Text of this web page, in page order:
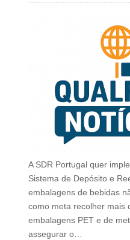
A SDR Portugal quer
Sistema de Depósito e
embalagens de bebidas
como meta recolher mais
embalagens PET e de
assegurar o…